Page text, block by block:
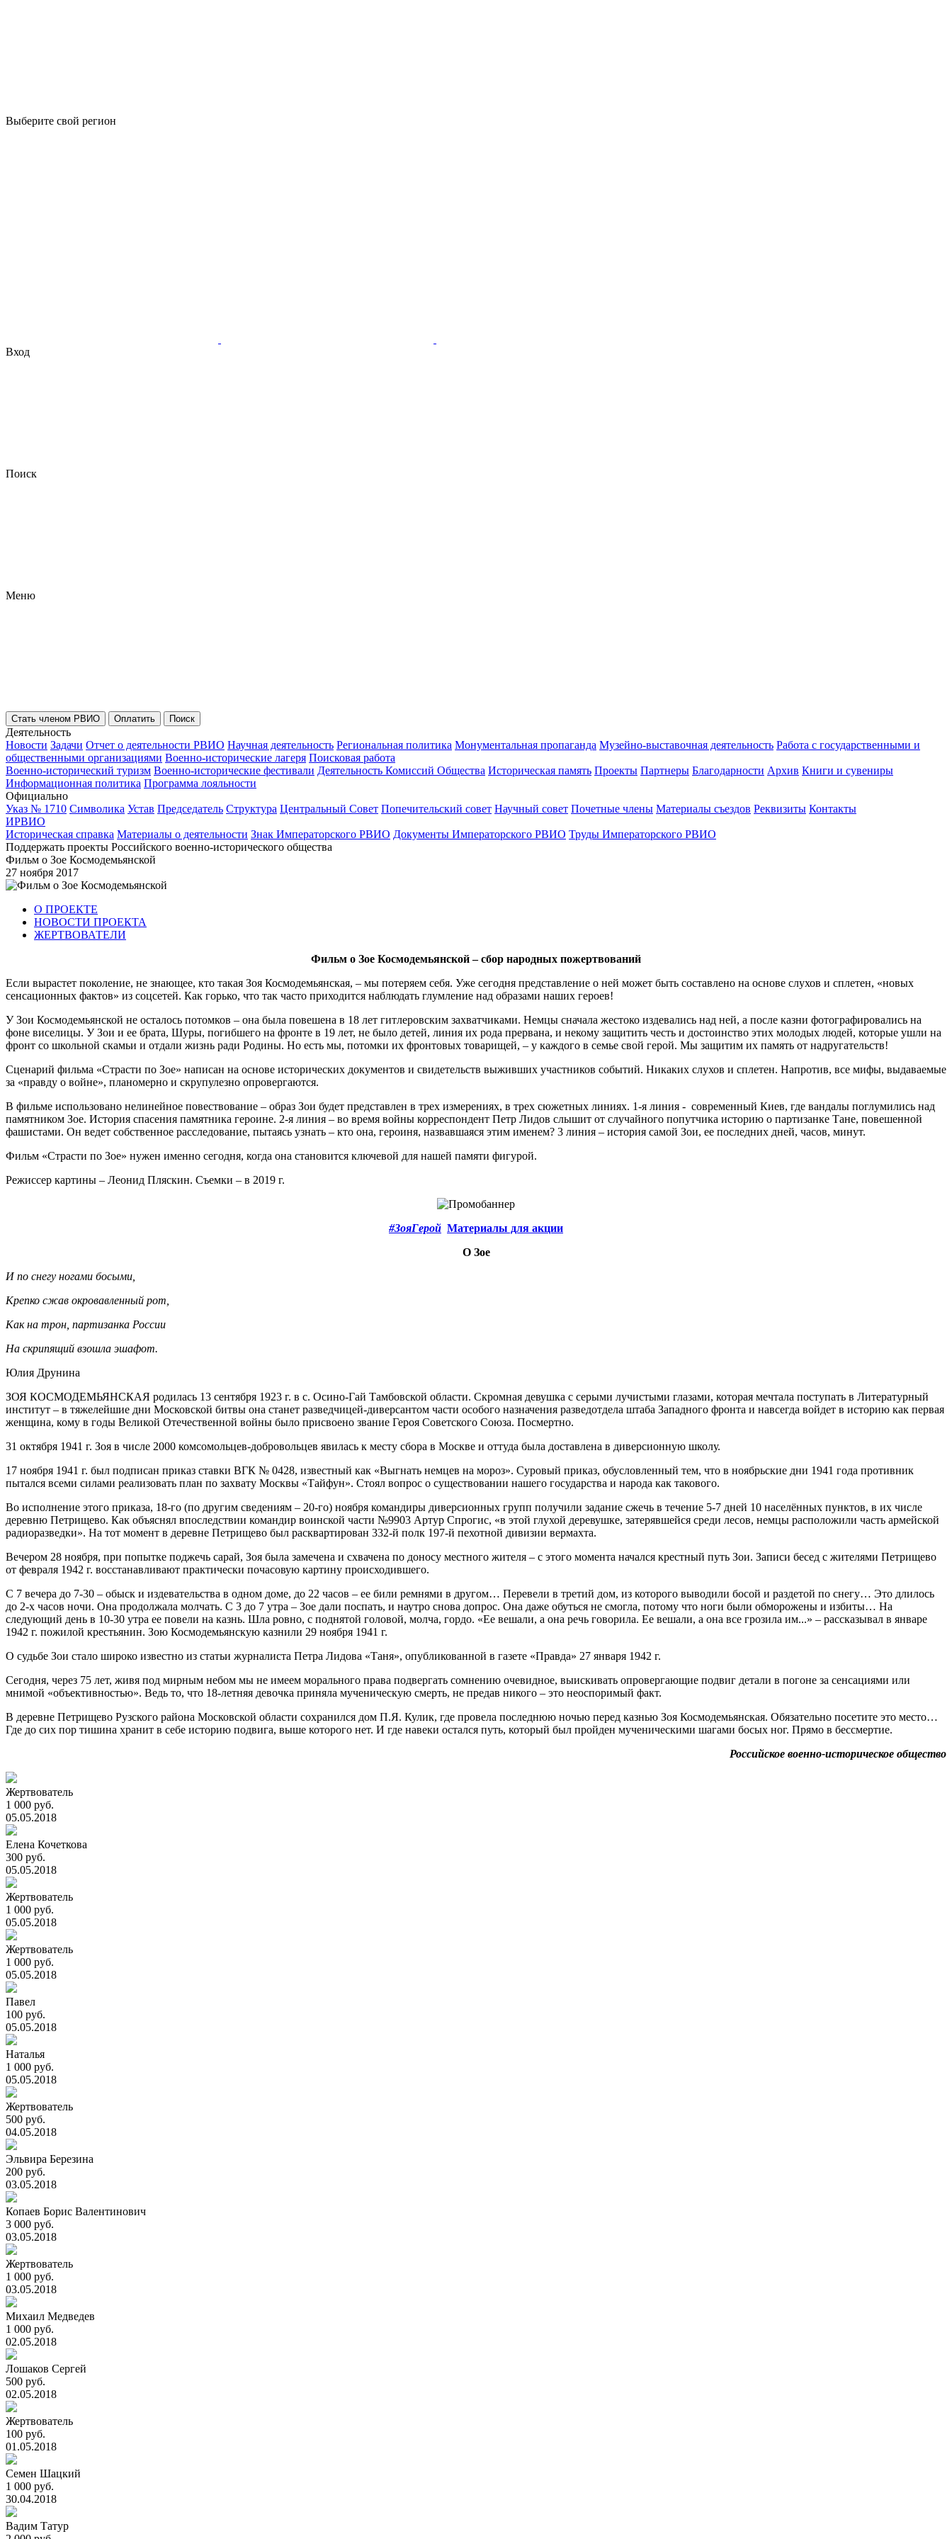
Выберите свой регион
Вход
Поиск
Меню
Стать членом РВИО Оплатить Поиск
Деятельность
Новости Задачи Отчет о деятельности РВИО Научная деятельность Региональная политика Монументальная пропаганда Музейно-выставочная деятельность Работа с государственными и
общественными организациями Военно-исторические лагеря Поисковая работа
Военно-исторический туризм Военно-исторические фестивали Деятельность Комиссий Общества Историческая память Проекты Партнеры Благодарности Архив Книги и сувениры
Информационная политика Программа лояльности
Официально
Указ № 1710 Символика Устав Председатель Структура Центральный Совет Попечительский совет Научный совет Почетные члены Материалы съездов Реквизиты Контакты
ИРВИО
Историческая справка Материалы о деятельности Знак Императорского РВИО Документы Императорского РВИО Труды Императорского РВИО
Поддержать проекты Российского военно-исторического общества
Фильм о Зое Космодемьянской
27 ноября 2017
О ПРОЕКТЕ
НОВОСТИ ПРОЕКТА
ЖЕРТВОВАТЕЛИ
Фильм о Зое Космодемьянской – сбор народных пожертвований
Если вырастет поколение, не знающее, кто такая Зоя Космодемьянская, – мы потеряем себя. Уже сегодня представление о ней может быть составлено на основе слухов и сплетен, «новых
сенсационных фактов» из соцсетей. Как горько, что так часто приходится наблюдать глумление над образами наших героев!
У Зои Космодемьянской не осталось потомков – она была повешена в 18 лет гитлеровским захватчиками. Немцы сначала жестоко издевались над ней, а после казни фотографировались на
фоне виселицы. У Зои и ее брата, Шуры, погибшего на фронте в 19 лет, не было детей, линия их рода прервана, и некому защитить честь и достоинство этих молодых людей, которые ушли на
фронт со школьной скамьи и отдали жизнь ради Родины. Но есть мы, потомки их фронтовых товарищей, – у каждого в семье свой герой. Мы защитим их память от надругательств!
Сценарий фильма «Страсти по Зое» написан на основе исторических документов и свидетельств выживших участников событий. Никаких слухов и сплетен. Напротив, все мифы, выдаваемые
за «правду о войне», планомерно и скрупулезно опровергаются.
В фильме использовано нелинейное повествование – образ Зои будет представлен в трех измерениях, в трех сюжетных линиях. 1-я линия - современный Киев, где вандалы поглумились над
памятником Зое. История спасения памятника героине. 2-я линия – во время войны корреспондент Петр Лидов слышит от случайного попутчика историю о партизанке Тане, повешенной
фашистами. Он ведет собственное расследование, пытаясь узнать – кто она, героиня, назвавшаяся этим именем? 3 линия – история самой Зои, ее последних дней, часов, минут.
Фильм «Страсти по Зое» нужен именно сегодня, когда она становится ключевой для нашей памяти фигурой.
Режиссер картины – Леонид Пляскин. Съемки – в 2019 г.
#ЗояГерой Материалы для акции
О Зое
И по снегу ногами босыми,
Крепко сжав окровавленный рот,
Как на трон, партизанка России
На скрипящий взошла эшафот.
Юлия Друнина
ЗОЯ КОСМОДЕМЬЯНСКАЯ родилась 13 сентября 1923 г. в с. Осино-Гай Тамбовской области. Скромная девушка с серыми лучистыми глазами, которая мечтала поступать в Литературный
институт – в тяжелейшие дни Московской битвы она станет разведчицей-диверсантом части особого назначения разведотдела штаба Западного фронта и навсегда войдет в историю как первая
женщина, кому в годы Великой Отечественной войны было присвоено звание Героя Советского Союза. Посмертно.
31 октября 1941 г. Зоя в числе 2000 комсомольцев-добровольцев явилась к месту сбора в Москве и оттуда была доставлена в диверсионную школу.
17 ноября 1941 г. был подписан приказ ставки ВГК № 0428, известный как «Выгнать немцев на мороз». Суровый приказ, обусловленный тем, что в ноябрьские дни 1941 года противник
пытался всеми силами реализовать план по захвату Москвы «Тайфун». Стоял вопрос о существовании нашего государства и народа как такового.
Во исполнение этого приказа, 18-го (по другим сведениям – 20-го) ноября командиры диверсионных групп получили задание сжечь в течение 5-7 дней 10 населённых пунктов, в их числе
деревню Петрищево. Как объяснял впоследствии командир воинской части №9903 Артур Спрогис, «в этой глухой деревушке, затерявшейся среди лесов, немцы расположили часть армейской
радиоразведки». На тот момент в деревне Петрищево был расквартирован 332-й полк 197-й пехотной дивизии вермахта.
Вечером 28 ноября, при попытке поджечь сарай, Зоя была замечена и схвачена по доносу местного жителя – с этого момента начался крестный путь Зои. Записи бесед с жителями Петрищево
от февраля 1942 г. восстанавливают практически почасовую картину происходившего.
С 7 вечера до 7-30 – обыск и издевательства в одном доме, до 22 часов – ее били ремнями в другом… Перевели в третий дом, из которого выводили босой и раздетой по снегу… Это длилось
до 2-х часов ночи. Она продолжала молчать. С 3 до 7 утра – Зое дали поспать, и наутро снова допрос. Она даже обуться не смогла, потому что ноги были обморожены и избиты… На
следующий день в 10-30 утра ее повели на казнь. Шла ровно, с поднятой головой, молча, гордо. «Ее вешали, а она речь говорила. Ее вешали, а она все грозила им...» – рассказывал в январе
1942 г. пожилой крестьянин. Зою Космодемьянскую казнили 29 ноября 1941 г.
О судьбе Зои стало широко известно из статьи журналиста Петра Лидова «Таня», опубликованной в газете «Правда» 27 января 1942 г.
Сегодня, через 75 лет, живя под мирным небом мы не имеем морального права подвергать сомнению очевидное, выискивать опровергающие подвиг детали в погоне за сенсациями или
мнимой «объективностью». Ведь то, что 18-летняя девочка приняла мученическую смерть, не предав никого – это неоспоримый факт.
В деревне Петрищево Рузского района Московской области сохранился дом П.Я. Кулик, где провела последнюю ночью перед казнью Зоя Космодемьянская. Обязательно посетите это место…
Где до сих пор тишина хранит в себе историю подвига, выше которого нет. И где навеки остался путь, который был пройден мученическими шагами босых ног. Прямо в бессмертие.
Российское военно-историческое общество
Жертвователь
1 000 руб.
05.05.2018
Елена Кочеткова
300 руб.
05.05.2018
Жертвователь
1 000 руб.
05.05.2018
Жертвователь
1 000 руб.
05.05.2018
Павел
100 руб.
05.05.2018
Наталья
1 000 руб.
05.05.2018
Жертвователь
500 руб.
04.05.2018
Эльвира Березина
200 руб.
03.05.2018
Копаев Борис Валентинович
3 000 руб.
03.05.2018
Жертвователь
1 000 руб.
03.05.2018
Михаил Медведев
1 000 руб.
02.05.2018
Лошаков Сергей
500 руб.
02.05.2018
Жертвователь
100 руб.
01.05.2018
Семен Шацкий
1 000 руб.
30.04.2018
Вадим Татур